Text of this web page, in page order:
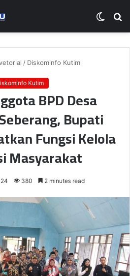
Switch
skin
/ Diskominfo Kutim
Kutim
BPD Desa
Bupati
Fungsi Kelola
Masyarakat
380 2 minutes read